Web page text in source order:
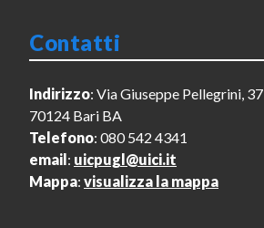
Contatti
Indirizzo: Via Giuseppe Pellegrini, 37
70124 Bari BA
Telefono: 080 542 4341
email : uicpugl@uici.it
Mappa: visualizza la mappa